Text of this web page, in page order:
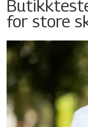
for store